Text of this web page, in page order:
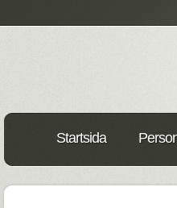
Startsida